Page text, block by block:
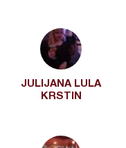
JULIJANA LULA
KRSTIN